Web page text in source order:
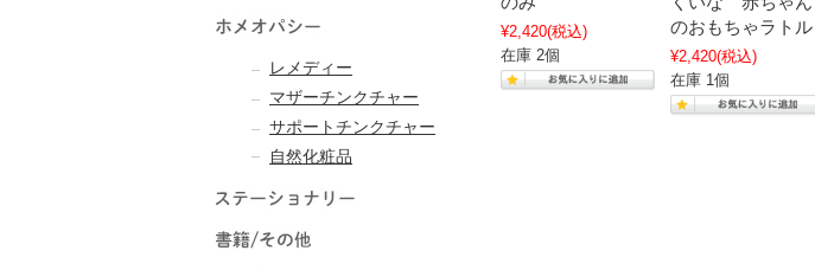
¥2,420(税込)
在庫 2個
のおもちゃラトル
¥2,420(税込)
在庫 1個
レメディー
マザーチンクチャー
サポートチンクチャー
自然化粧品